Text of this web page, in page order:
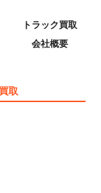
トラック買取
会社概要
取